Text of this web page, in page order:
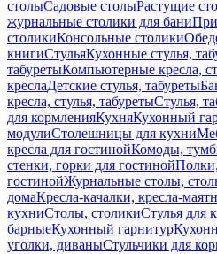
столыСадовые столыРастущие
журнальные столики для бани
столикиКонсольные столики
книгиСтульяКухонные стулья,
табуретыКомпьютерные кресла,
креслаДетские стулья, табуреты
кресла, стулья, табуретыСтулья,
для кормленияКухняКухонный
модулиСтолешницы для кухни
кресла для гостинойКомоды,
стенки, горки для гостиной
гостинойЖурнальные столы,
домаКресла-качалки, кресла-
кухниСтолы, столикиСтулья для
барныеКухонный гарнитур
уголки, диваныСтульчики для